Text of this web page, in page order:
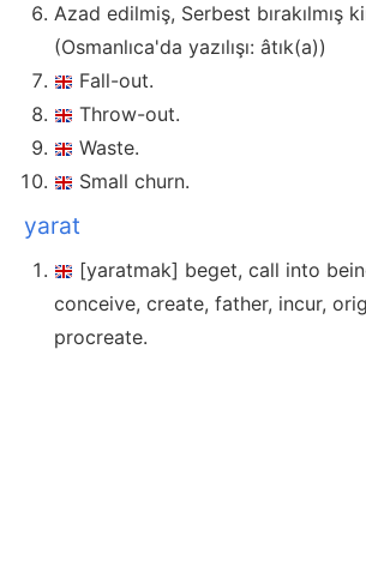
Azad edilmiş, Serbest bırakılmış
(Osmanlıca'da yazılışı: âtık(a))
Fall-out.
Throw-out.
Waste.
Small churn.
yarat
[yaratmak] beget, call into
conceive, create, father, incur,
procreate.